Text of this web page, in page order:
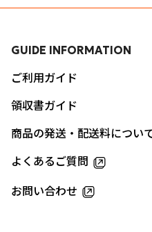
GUIDE INFORMATION
ご利用ガイド
領収書ガイド
商品の発送・配送料につい
よくあるご質問
お問い合わせ